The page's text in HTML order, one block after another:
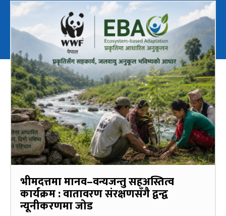
भीमदत्तमा मानव–वन्यजन्तु सहअस्तित्व
कार्यक्रम : वातावरण संरक्षणसँगै द्वन्द्व
न्यूनीकरणमा जोड